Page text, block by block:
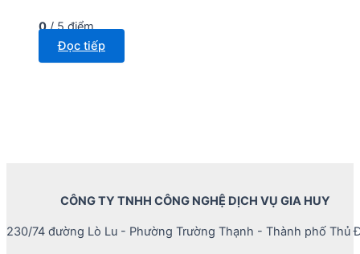
0/ 5 điểm
Đọc tiếp
CÔNG TY TNHH CÔNG NGHỆ DỊCH VỤ GIA HUY
230/74 đường Lò Lu - Phường Trường Thạnh - Thành phố Thủ